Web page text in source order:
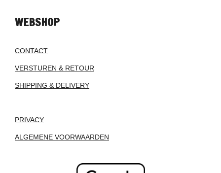
WEBSHOP
CONTACT
VERSTUREN & RETOUR
SHIPPING & DELIVERY
PRIVACY
ALGEMENE VOORWAARDEN